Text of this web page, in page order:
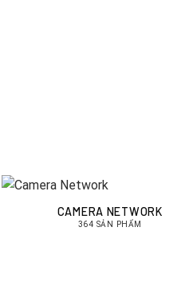
CAMERA NETWORK
364 SẢN PHẨM